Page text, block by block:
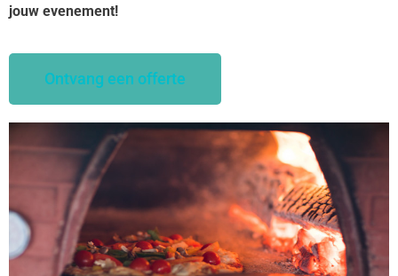
jouw evenement!
Ontvang een offerte